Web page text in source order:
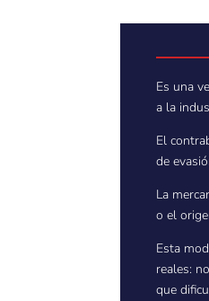
Es una
a la
El
de
La
o el
Esta
reales:
que